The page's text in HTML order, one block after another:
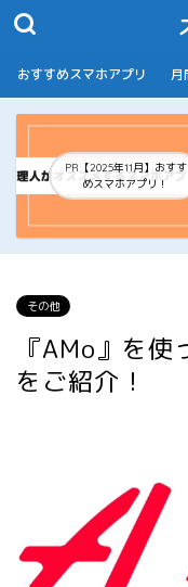
おすすめスマホアプリ 月
PR【2025年11月】おすす
めスマホアプリ！
その他
『AMo』を
をご紹介！